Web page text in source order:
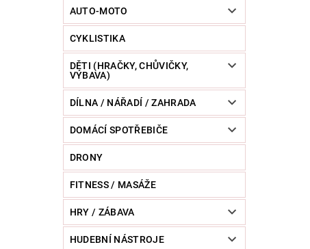
POWERBANKY
ZVÍŘATA / CHOVATELSKÉ POTŘEBY
AUTO-MOTO
CYKLISTIKA
DĚTI (HRAČKY, CHŮVIČKY,
VÝBAVA)
DÍLNA / NÁŘADÍ / ZAHRADA
DOMÁCÍ SPOTŘEBIČE
DRONY
FITNESS / MASÁŽE
HRY / ZÁBAVA
HUDEBNÍ NÁSTROJE